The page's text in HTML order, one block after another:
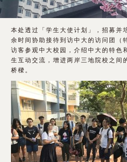
学
术
交
流
处
（内
地
及
地
本处透过「学生大使计划」，招募并
余时间协助接待到访中大的访问团（
访客参观中大校园，介绍中大的特色
生互动交流，增进两岸三地院校之间
桥樑。